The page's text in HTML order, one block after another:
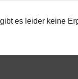
es leider keine